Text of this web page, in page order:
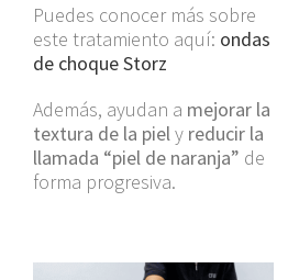
Puedes conocer más sobre
este tratamiento aquí: ondas
de choque Storz
Además, ayudan a mejorar la
textura de la piel y reducir la
llamada “piel de naranja” de
forma progresiva.